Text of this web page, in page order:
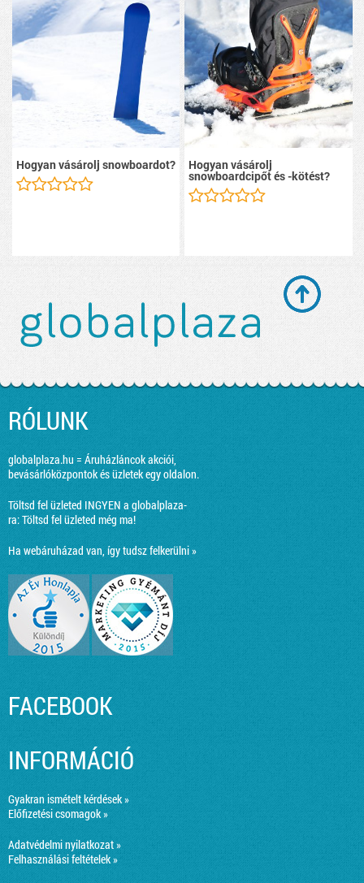
Hogyan vásárolj snowboardot? Hogyan vásárolj
snowboardcipőt és -kötést?
RÓLUNK
globalplaza.hu = Áruházláncok akciói,
bevásárlóközpontok és üzletek egy oldalon.
Töltsd fel üzleted INGYEN a globalplaza-
ra:Töltsd fel üzleted még ma!
Ha webáruházad van, így tudsz felkerülni »
FACEBOOK
INFORMÁCIÓ
Gyakran ismételt kérdések »
Előfizetési csomagok »
Adatvédelmi nyilatkozat »
Felhasználási feltételek »